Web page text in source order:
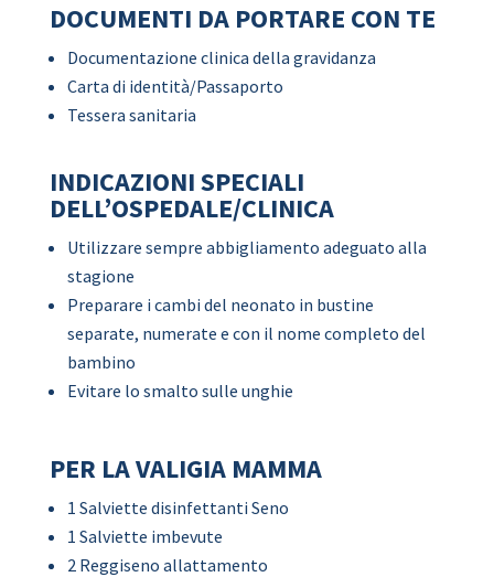
DOCUMENTI DA PORTARE CON TE
Documentazione clinica della gravidanza
Carta di identità/Passaporto
Tessera sanitaria
INDICAZIONI SPECIALI
DELL’OSPEDALE/CLINICA
Utilizzare sempre abbigliamento adeguato alla
stagione
Preparare i cambi del neonato in bustine
separate, numerate e con il nome completo del
bambino
Evitare lo smalto sulle unghie
PER LA VALIGIA MAMMA
1 Salviette disinfettanti Seno
1 Salviette imbevute
2 Reggiseno allattamento